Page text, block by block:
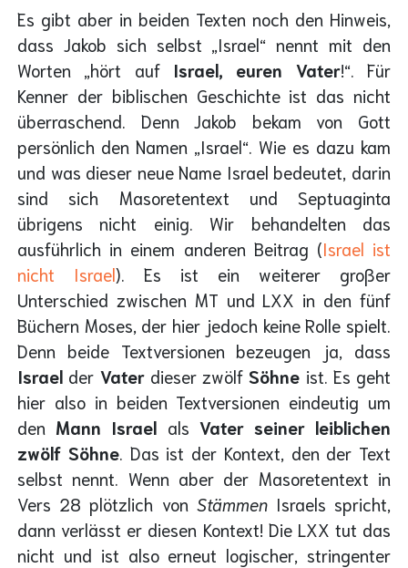
Es gibt aber in beiden Texten noch den Hinweis,
dass Jakob sich selbst „Israel“ nennt mit den
Worten „hört aufIsrael, euren Vater!“. Für
Kenner der biblischen Geschichte ist das nicht
überraschend. Denn Jakob bekam von Gott
persönlich den Namen „Israel“. Wie es dazu kam
und was dieser neue Name Israel bedeutet, darin
sind sich Masoretentext und Septuaginta
übrigens nicht einig. Wir behandelten das
ausführlich in einem anderen Beitrag (Israel ist
nicht Israel). Es ist ein weiterer großer
Unterschied zwischen MT und LXX in den fünf
Büchern Moses, der hier jedoch keine Rolle spielt.
Denn beide Textversionen bezeugen ja, dass
Israel der Vaterdieser zwölfSöhne ist. Es geht
hier also in beiden Textversionen eindeutig um
den Mann Israel als Vater seiner leiblichen
zwölf Söhne. Das ist der Kontext, den der Text
selbst nennt. Wenn aber der Masoretentext in
Vers 28 plötzlich von StämmenIsraels spricht,
dann verlässt er diesen Kontext! Die LXX tut das
nicht und ist also erneut logischer, stringenter